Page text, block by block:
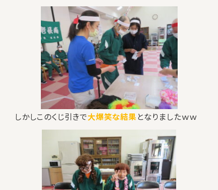
しかしこのくじ引きで大爆笑な結果となりましたｗｗ